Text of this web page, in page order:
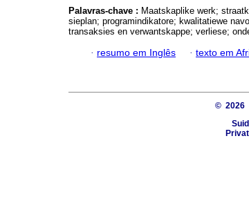
Palavras-chave : Maatskaplike werk;
sieplan; programindikatore; kwalitatiewe
transaksies en verwantskappe; verliese;
· resumo em Inglês · texto em
© 2026